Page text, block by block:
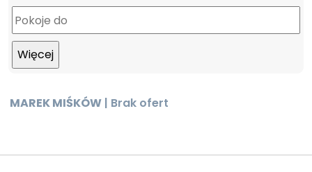
MAREK MIŚKÓW | Brak ofert